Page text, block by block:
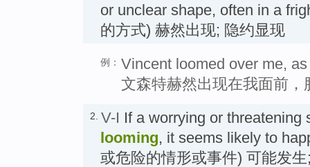
or unclear shape, often in a
的方式) 赫然出现; 隐约显现
例： Vincent loomed over me,
文森特赫然出现在我面前
2. V-I If a worrying or
looming, it seems likely to
或危险的情形或事件) 可能发